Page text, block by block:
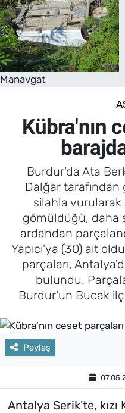
Manavgat
Kübra'nın
Burdur'da Ata
Dalğar
silahla
gömüldüğü, daha
ardandan
Yapıcı'ya (30) ait
parçaları,
bulundu.
Burdur'un Bucak
Paylaş
Antalya Serik'te, kızı